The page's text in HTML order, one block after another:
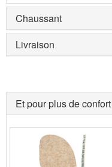
Chaussant
Livraison
Et pour plus de